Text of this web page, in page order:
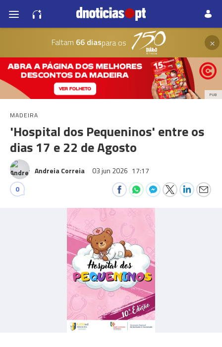
Faltam 66 diaspara os ×
PUB
MADEIRA
'Hospital dos Pequeninos' entre os
dias 17 e 22 de Agosto
Andreia Correia 03 jun 2026 17:17
0